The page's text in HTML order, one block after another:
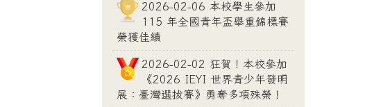
2026-02-06 本校學生參加
115 年全國青年盃舉重錦標賽
榮獲佳績
2026-02-02 狂賀！本校參加
《2026 IEYI 世界青少年發明
展：臺灣選拔賽》勇奪多項殊榮！